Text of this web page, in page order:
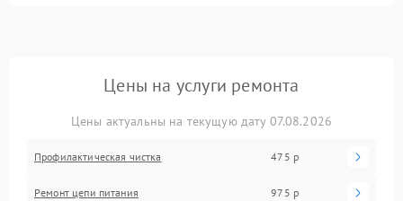
Цены на услуги ремонта
Цены актуальны на текущую дату 07.08.2026
Профилактическая чистка 475 р
Ремонт цепи питания 975 р